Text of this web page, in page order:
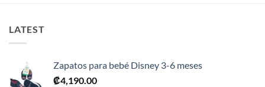
LATEST
Zapatos para bebé Disney 3-6 meses
₡4,190.00